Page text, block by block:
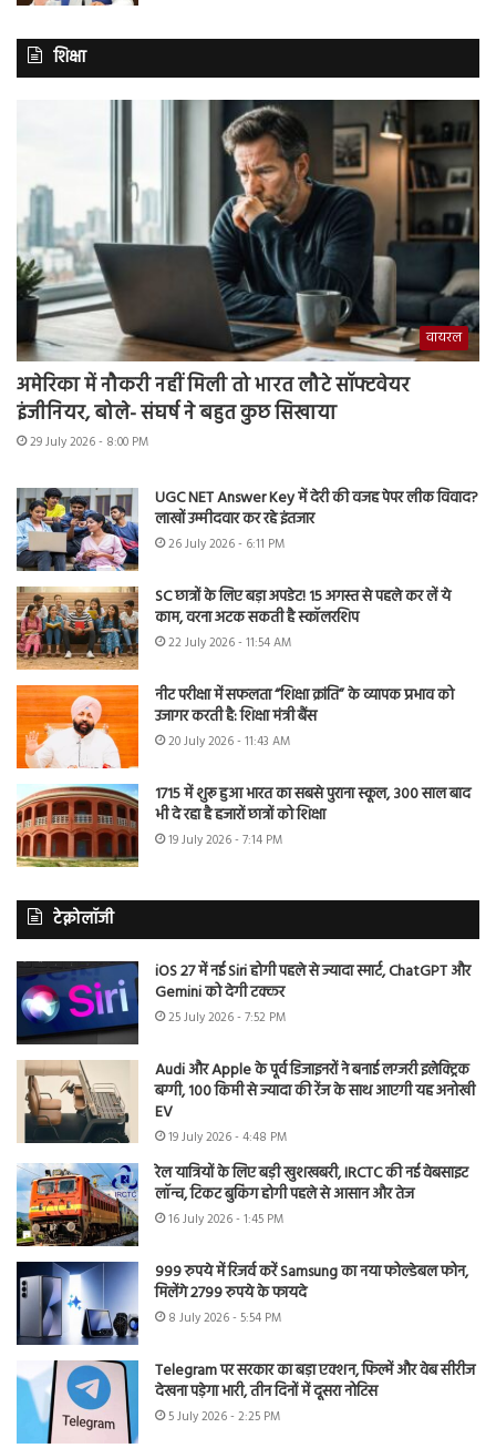
शिक्षा
वायरल
अमेरिका में नौकरी नहीं मिली तो भारत लौटे सॉफ्टवेयर
इंजीनियर, बोले- संघर्ष ने बहुत कुछ सिखाया
29 July 2026 - 8:00 PM
UGC NET Answer Key में देरी की वजह पेपर लीक विवाद?
लाखों उम्मीदवार कर रहे इंतजार
26 July 2026 - 6:11 PM
SC छात्रों के लिए बड़ा अपडेट! 15 अगस्त से पहले कर लें ये
काम, वरना अटक सकती है स्कॉलरशिप
22 July 2026 - 11:54 AM
नीट परीक्षा में सफलता “शिक्षा क्रांति” के व्यापक प्रभाव को
उजागर करती है: शिक्षा मंत्री बैंस
20 July 2026 - 11:43 AM
1715 में शुरू हुआ भारत का सबसे पुराना स्कूल, 300 साल बाद
भी दे रहा है हजारों छात्रों को शिक्षा
19 July 2026 - 7:14 PM
टेक्नोलॉजी
iOS 27 में नई Siri होगी पहले से ज्यादा स्मार्ट, ChatGPT और
Gemini को देगी टक्कर
25 July 2026 - 7:52 PM
Audi और Apple के पूर्व डिजाइनरों ने बनाई लग्जरी इलेक्ट्रिक
बग्गी, 100 किमी से ज्यादा की रेंज के साथ आएगी यह अनोखी
EV
19 July 2026 - 4:48 PM
रेल यात्रियों के लिए बड़ी खुशखबरी, IRCTC की नई वेबसाइट
लॉन्च, टिकट बुकिंग होगी पहले से आसान और तेज
16 July 2026 - 1:45 PM
999 रुपये में रिजर्व करें Samsung का नया फोल्डेबल फोन,
मिलेंगे 2799 रुपये के फायदे
8 July 2026 - 5:54 PM
Telegram पर सरकार का बड़ा एक्शन, फिल्में और वेब सीरीज
देखना पड़ेगा भारी, तीन दिनों में दूसरा नोटिस
5 July 2026 - 2:25 PM